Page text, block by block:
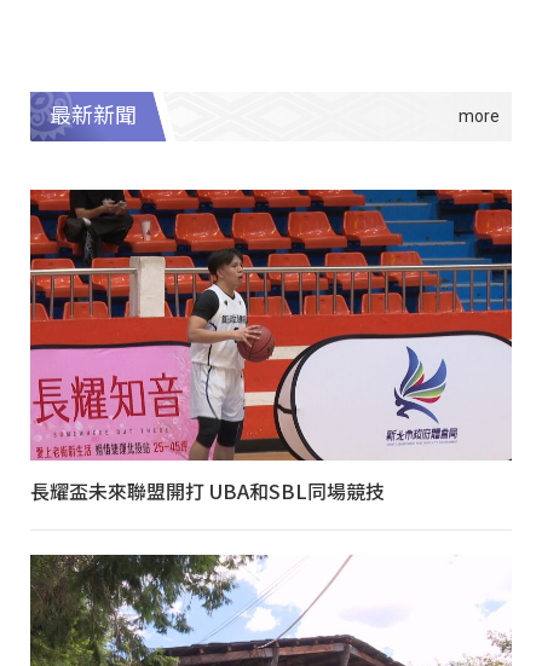
最新新聞
長耀盃未來聯盟開打 UBA和SBL同場競技